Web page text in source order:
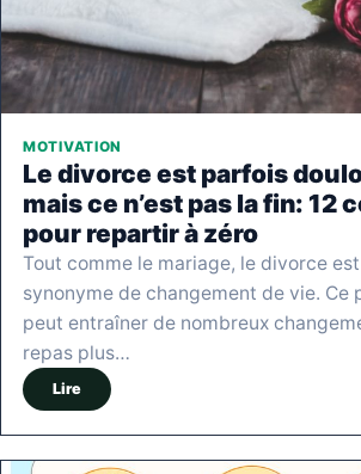
MOTIVATION
Le divorce est parfois
mais ce n’est pas la fin: 12
pour repartir à zéro
Tout comme le mariage, le divorce
synonyme de changement de vie. Ce
peut entraîner de nombreux
repas plus…
Lire